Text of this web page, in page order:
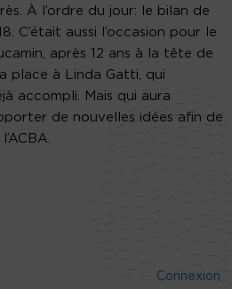
À l’ordre du jour: le bilan de
C’était aussi l’occasion pour le
après 12 ans à la tête de
place à Linda Gatti, qui
accompli. Mais qui aura
de nouvelles idées afin de
Connexion